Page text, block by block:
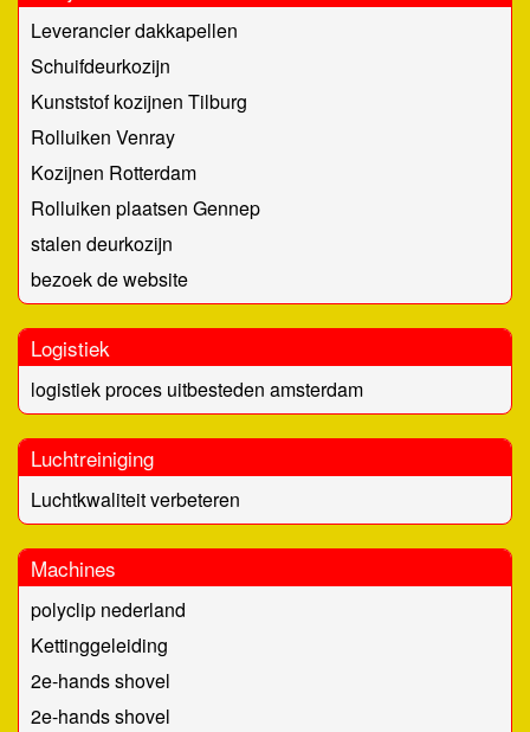
Leverancier dakkapellen
Schuifdeurkozijn
Kunststof kozijnen Tilburg
Rolluiken Venray
Kozijnen Rotterdam
Rolluiken plaatsen Gennep
stalen deurkozijn
bezoek de website
Logistiek
logistiek proces uitbesteden amsterdam
Luchtreiniging
Luchtkwaliteit verbeteren
Machines
polyclip nederland
Kettinggeleiding
2e-hands shovel
2e-hands shovel